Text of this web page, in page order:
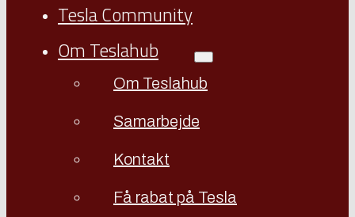
Tesla Community
Om Teslahub
Om Teslahub
Samarbejde
Kontakt
Få rabat på Tesla